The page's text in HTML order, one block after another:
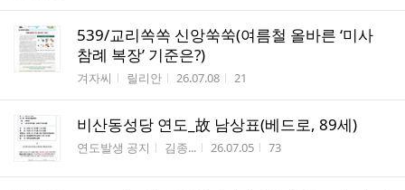
539/교리쏙쏙 신앙쑥쑥(여름철 올바른 ‘미사
참례 복장’ 기준은?)
게시판명
겨자씨 작성자
릴리안 작성시간
26.07.08 조회수
21
비산동성당 연도_故 남상표(베드로, 89세)
게시판명
연도발생 공지 작성자
김종... 작성시간
26.07.05 조회수
73